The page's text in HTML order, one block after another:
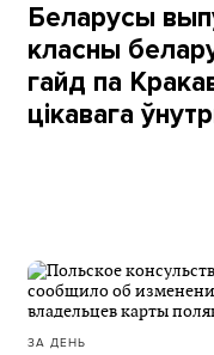
Беларусы
класны
гайд па
цікавага
ЗА ДЕНЬ